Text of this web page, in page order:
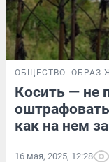
ОБЩЕСТВО ОБРАЗ
Косить — не
как на нем
16 мая, 2025, 12:28